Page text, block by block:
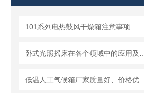
101系列电热鼓风干燥箱注意事项
低温人工气候箱厂家质量好、价格优